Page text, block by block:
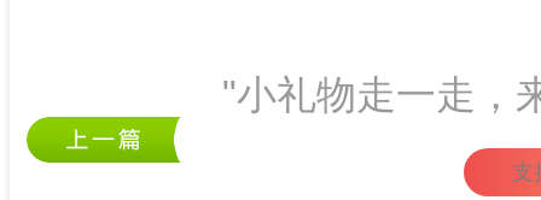
"小礼物走一走，
支